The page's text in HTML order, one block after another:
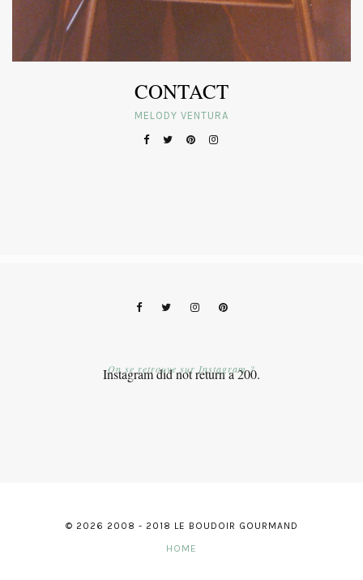
CONTACT
MELODY VENTURA
Instagram did not return a 200.
On se retrouve sur Instagram ?
© 2026 2008 - 2018 LE BOUDOIR GOURMAND
HOME